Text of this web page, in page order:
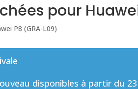
pour
P8 (GRA-L09)
disponibles à partir du